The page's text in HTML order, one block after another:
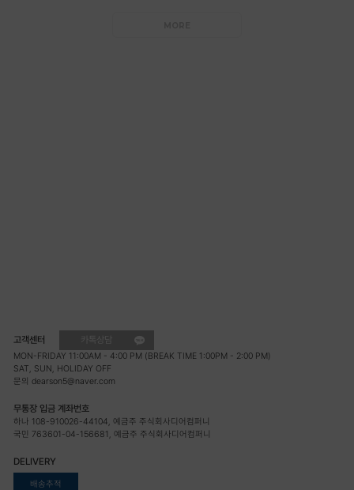
고객센터 카톡상담
MON-FRIDAY 11:00AM - 4:00 PM (BREAK TIME 1:00PM - 2:00 PM)
SAT, SUN, HOLIDAY OFF
문의 dearson5@naver.com
무통장 입금 계좌번호
하나 108-910026-44104, 예금주 주식회사디어컴퍼니
국민 763601-04-156681, 예금주 주식회사디어컴퍼니
DELIVERY
배송추적